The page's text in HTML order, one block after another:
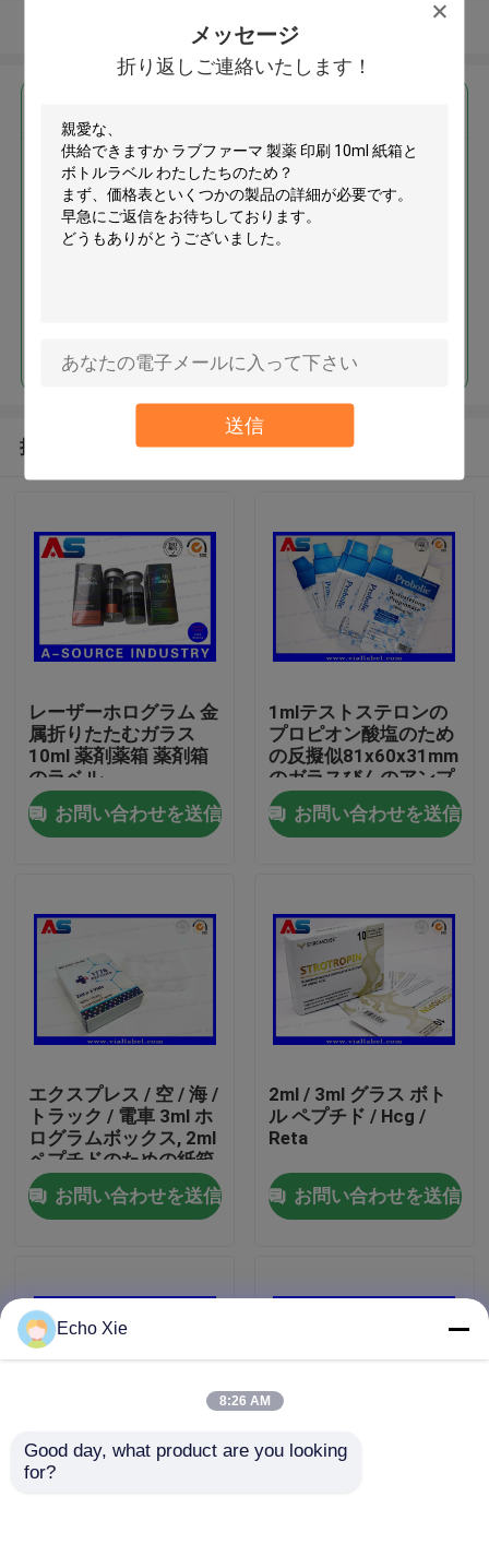
メッセージ
折り返しご連絡いたします！
送信
家
プロダクト
工場旅行
品質管理
引用を要求しなさい
10mL ガラスびんのラベル
10ml ガラスびん箱
多くを見て下さい
ラブファーマ 製薬 印刷 10ml 紙
箱とボトルラベル
推薦されたプロダクト
レーザーホログラム 金
属折りたたむガラス
10ml 薬剤薬箱 薬剤箱
のラベル
お問い合わせを送信
1mlテストステロンの
プロピオン酸塩のため
の反擬似81x60x31mm
のガラスびんのアンプ
ルの収納箱
お問い合わせを送信
エクスプレス / 空 / 海 /
トラック / 電車 3ml ホ
ログラムボックス, 2ml
ペプチドのための紙箱
無料デザインサービス
お問い合わせを送信
2ml / 3ml グラス ボト
ル ペプチド / Hcg /
Reta
お問い合わせを送信
Methenolone
Echo Xie
8:26 AM
Good day, what product are you looking
for?